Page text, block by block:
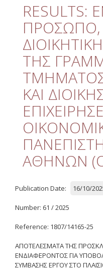
Staff
Quality
ETHICS
Useful Links
Management
Meetings
Οδηγός Διαχείρισης
(ιστορικό αρχείο)
Frameworks
Ε.Σ.Π.Α. (2007-2013)
Δημοσιότητα Έργων
RESULTS:
ΠΡΟΣΩΠΟ,
ΤΗΣ
ΚΑΙ
ΑΘΗΝΩΝ
Publication Date: 16/10/
Number: 61 / 2025
Reference: 1807/14165-25
ΑΠΟΤΕΛΕΣΜΑΤΑ ΤΗΣ
ΕΝΔΙΑΦΕΡΟΝΤΟΣ ΓΙΑ
ΣΥΜΒΑΣΗΣ ΕΡΓΟΥΣΤΟ